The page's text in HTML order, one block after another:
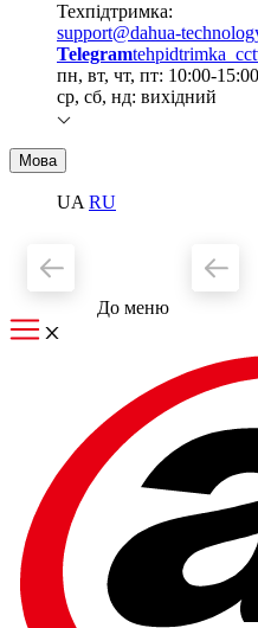
Техпідтримка:
support@dahua-
Telegram
пн, вт, чт, пт: 10:00-15:00
ср, сб, нд: вихідний
Мова
UA RU
До меню